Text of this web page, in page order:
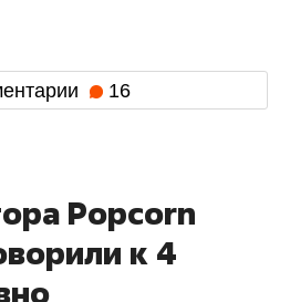
16
Popcorn
к 4